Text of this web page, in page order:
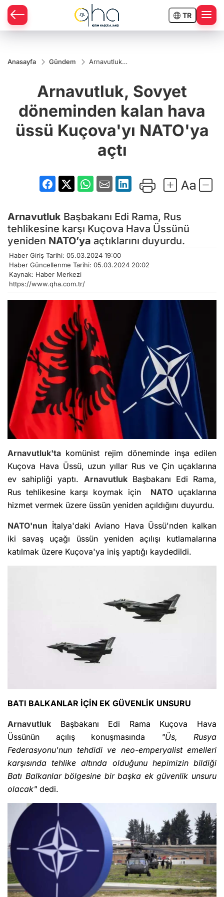
TR
Anasayfa Gündem
Arnavutluk,
kalan hava
üssü
NATO'ya
açtı
Arnavutluk, Sovyet
döneminden kalan hava
üssü Kuçova'yı NATO'ya
açtı
Arnavutluk Başbakanı Edi Rama, Rus
tehlikesine karşı Kuçova Hava Üssünü
yeniden NATO’ya açtıklarını duyurdu.
Haber Giriş Tarihi: 05.03.2024 19:00
Haber Güncellenme Tarihi: 05.03.2024 20:02
Kaynak: Haber Merkezi
https://www.qha.com.tr/
Arnavutluk'ta komünist rejim döneminde inşa edilen
Kuçova Hava Üssü, uzun yıllar Rus ve Çin uçaklarına
ev sahipliği yaptı. ArnavutlukBaşbakanı Edi Rama,
Rus tehlikesine karşı koymak için NATO uçaklarına
hizmet vermek üzere üssün yeniden açıldığını duyurdu.
NATO'nun İtalya'daki Aviano Hava Üssü'nden kalkan
iki savaş uçağı üssün yeniden açılışı kutlamalarına
katılmak üzere Kuçova'ya iniş yaptığı kaydedildi.
BATI BALKANLAR İÇİN EK GÜVENLİK UNSURU
Arnavutluk Başbakanı Edi Rama Kuçova Hava
Üssünün açılış konuşmasında
"Üs, Rusya
Federasyonu'nun tehdidi ve neo-emperyalist emelleri
karşısında tehlike altında olduğunu hepimizin bildiği
Batı Balkanlar bölgesine bir başka ek güvenlik unsuru
olacak" dedi.